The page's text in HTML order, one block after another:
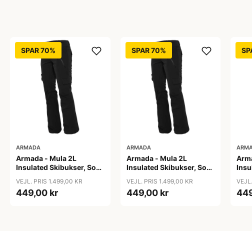
SPAR 70%
ARMADA
Armada - Mula 2L
Insulated Skibukser, Sort
VEJL. PRIS 1.499,00 KR
449,00 kr
SPAR 70%
ARMADA
Armada - Mula 2L
Insulated Skibukser, Sort
VEJL. PRIS 1.499,00 KR
449,00 kr